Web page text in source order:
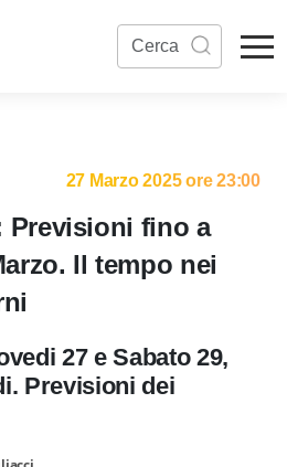
27 Marzo 2025 ore 23:00
Previsioni fino a
Il tempo nei
27 e Sabato 29,
Previsioni dei